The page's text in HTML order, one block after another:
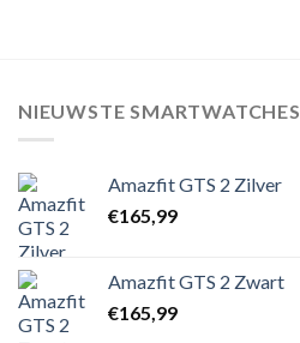
NIEUWSTE SMARTWATCHES
Amazfit GTS 2 Zilver
€165,99
Amazfit GTS 2 Zwart
€165,99